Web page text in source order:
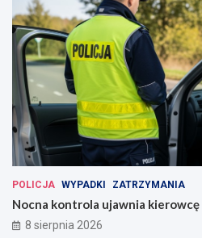
POLICJA WYPADKI ZATRZYMANIA
Nocna kontrola ujawnia kierowcę
8 sierpnia 2026